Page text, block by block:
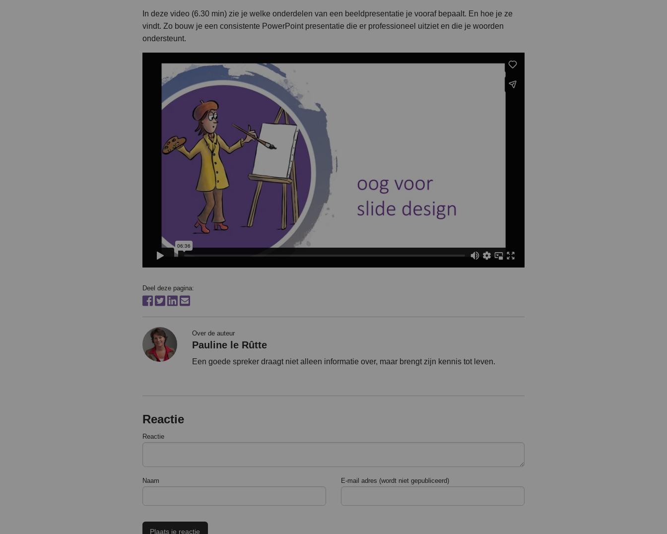
In deze video (6.30 min) zie je welke onderdelen van een beeldpresentatie je vooraf bepaalt. En hoe je ze
vindt. Zo bouw je een consistente PowerPoint presentatie die er professioneel uitziet en die je woorden
ondersteunt.
Deel deze pagina:
Over de auteur
Pauline le Rûtte
Een goede spreker draagt niet alleen informatie over, maar brengt zijn kennis tot leven.
Reactie
Reactie
Naam E-mail adres (wordt niet gepubliceerd)